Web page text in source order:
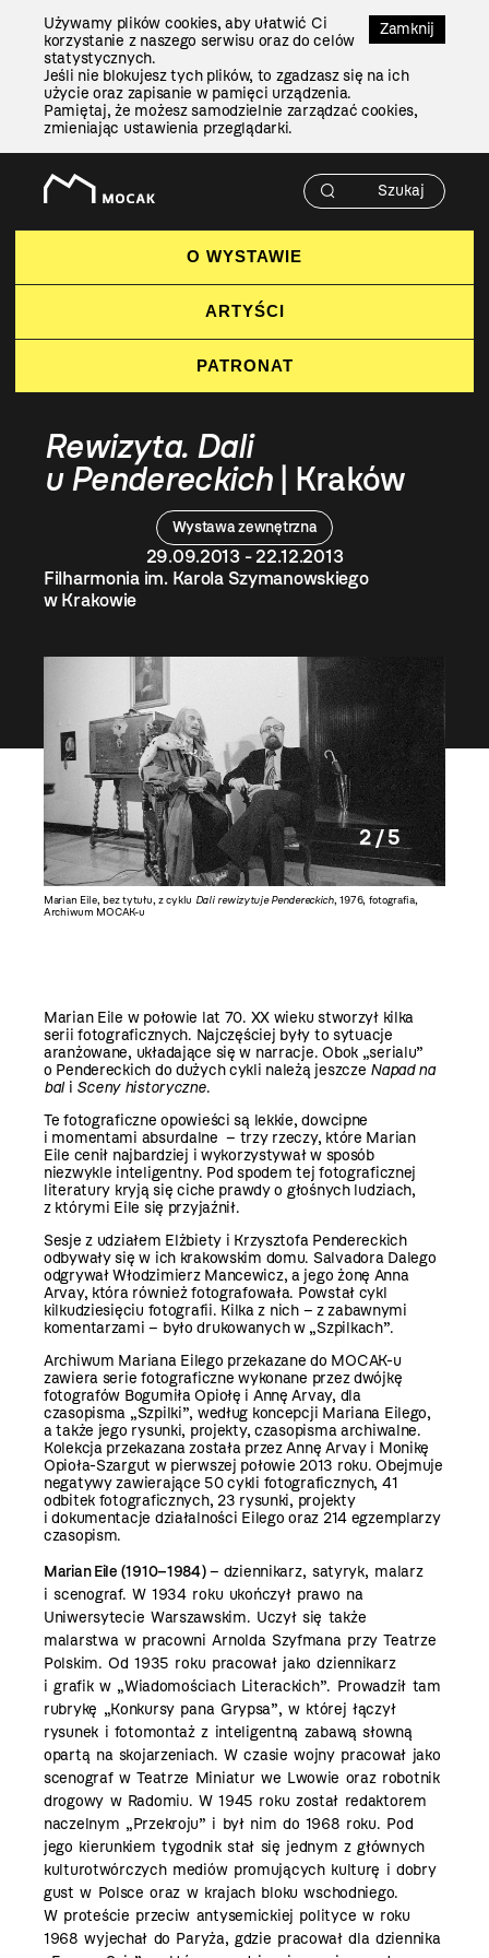
Zamknij
Używamy plików cookies, aby ułatwić Ci
korzystanie z naszego serwisu oraz do celów
statystycznych.
Jeśli nie blokujesz tych plików, to zgadzasz się na ich
użycie oraz zapisanie w pamięci urządzenia.
Pamiętaj, że możesz samodzielnie zarządzać cookies,
zmieniając ustawienia przeglądarki.
O WYSTAWIE
ARTYŚCI
PATRONAT
Wystawa zewnętrzna
29.09.2013 - 22.12.2013
Filharmonia im. Karola Szymanowskiego
w Krakowie
Rewizyta. Dali
u Pendereckich| Kraków
Marian Eile, bez tytułu, z cyklu Dali rewizytuje Pendereckich, 1976, fotografia,
Archiwum MOCAK-u
2 / 5
Marian Eile w połowie lat 70. XX wieku stworzył kilka
serii fotograficznych. Najczęściej były to sytuacje
aranżowane, układające się w narracje. Obok „serialu”
o Pendereckich do dużych cykli należą jeszcze Napad na
bal i Sceny historyczne.
Te fotograficzne opowieści są lekkie, dowcipne
i momentami absurdalne – trzy rzeczy, które Marian
Eile cenił najbardziej i wykorzystywał w sposób
niezwykle inteligentny. Pod spodem tej fotograficznej
literatury kryją się ciche prawdy o głośnych ludziach,
z którymi Eile się przyjaźnił.
Sesje z udziałem Elżbiety i Krzysztofa Pendereckich
odbywały się w ich krakowskim domu. Salvadora Dalego
odgrywał Włodzimierz Mancewicz, a jego żonę Anna
Arvay, która również fotografowała. Powstał cykl
kilkudziesięciu fotografii. Kilka z nich – z zabawnymi
komentarzami – było drukowanych w „Szpilkach”.
Archiwum Mariana Eilego przekazane do MOCAK-u
zawiera serie fotograficzne wykonane przez dwójkę
fotografów Bogumiła Opiołę i Annę Arvay, dla
czasopisma „Szpilki”, według koncepcji Mariana Eilego,
a także jego rysunki, projekty, czasopisma archiwalne.
Kolekcja przekazana została przez Annę Arvay i Monikę
Opioła-Szargut w pierwszej połowie 2013 roku. Obejmuje
negatywy zawierające 50 cykli fotograficznych, 41
odbitek fotograficznych, 23 rysunki, projekty
i dokumentacje działalności Eilego oraz 214 egzemplarzy
czasopism.
Marian Eile (1910–1984)– dziennikarz, satyryk, malarz
i scenograf. W 1934 roku ukończył prawo na
Uniwersytecie Warszawskim. Uczył się także
malarstwa w pracowni Arnolda Szyfmana przy Teatrze
Polskim. Od 1935 roku pracował jako dziennikarz
i grafik w „Wiadomościach Literackich”. Prowadził tam
rubrykę „Konkursy pana Grypsa”, w której łączył
rysunek i fotomontaż z inteligentną zabawą słowną
opartą na skojarzeniach. W czasie wojny pracował jako
scenograf w Teatrze Miniatur we Lwowie oraz robotnik
drogowy w Radomiu. W 1945 roku został redaktorem
naczelnym „Przekroju” i był nim do 1968 roku. Pod
jego kierunkiem tygodnik stał się jednym z głównych
kulturotwórczych mediów promujących kulturę i dobry
gust w Polsce oraz w krajach bloku wschodniego.
W proteście przeciw antysemickiej polityce w roku
1968 wyjechał do Paryża, gdzie pracował dla dziennika